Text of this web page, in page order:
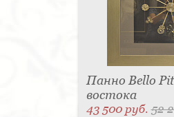
Панно Bello
востока
43 500 руб.52